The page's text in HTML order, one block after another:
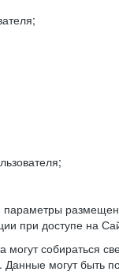
при доступе на
собираться
Данные могут